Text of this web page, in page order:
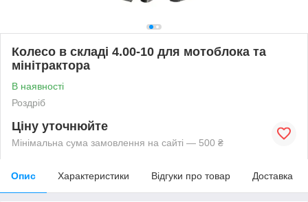
Колесо в складі 4.00-10 для мотоблока та
мінітрактора
В наявності
Роздріб
Ціну уточнюйте
Мінімальна сума замовлення на сайті — 500 ₴
Опис Характеристики Відгуки про товар Доставка